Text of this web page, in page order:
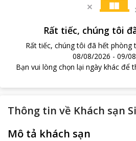
Rất tiếc, chúng tôi
Rất tiếc, chúng tôi đã hết phòng
08/08/2026 - 09/
Bạn vui lòng chọn lại ngày khác để
Thông tin về Khách sạn
Mô tả khách sạn